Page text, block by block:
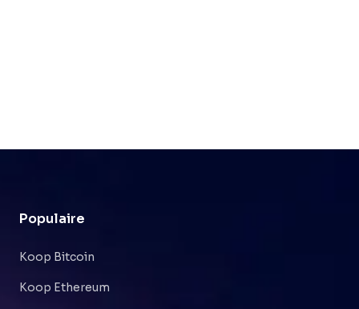
Populaire
Koop Bitcoin
Koop Ethereum